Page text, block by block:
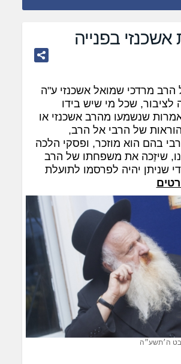
בפנייה
מרדכי שמואל אשכנזי ע"ה
לציבור, שכל מי שיש בידו
שנשמעו מהרב אשכנזי או
הוראות של הרבי אל הרב,
בהם הוא מוזכר, ופסקי הלכה
שיזַכה את משפחתו של הרב
שניתן יהיה לפרסמו לתועלת
ה׳תשע״ה